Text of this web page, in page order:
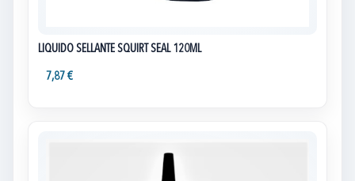
LIQUIDO SELLANTE SQUIRT SEAL 120ML
7,87 €